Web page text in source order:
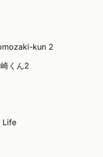
kun 2
くん2
Life